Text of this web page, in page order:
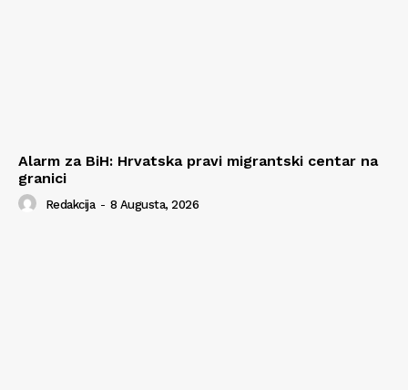
Alarm za BiH: Hrvatska pravi migrantski centar na
granici
Redakcija - 8 Augusta, 2026